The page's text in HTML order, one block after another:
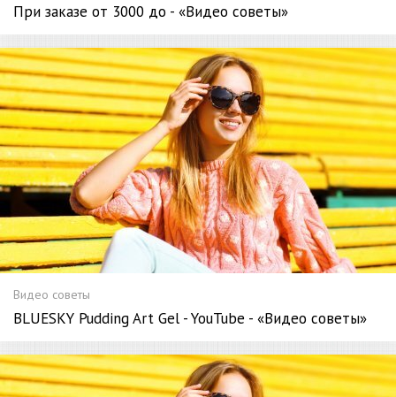
При заказе от 3000 до - «Видео советы»
Видео советы
BLUESKY Pudding Art Gel - YouTube - «Видео советы»